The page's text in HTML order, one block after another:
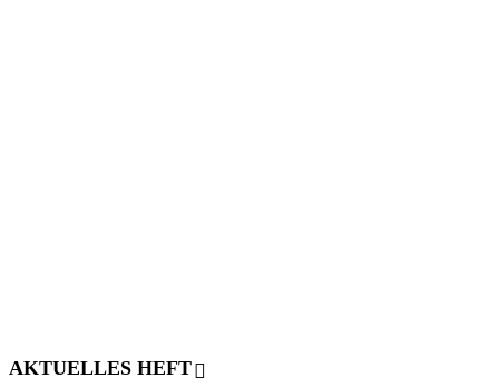
AKTUELLES HEFT